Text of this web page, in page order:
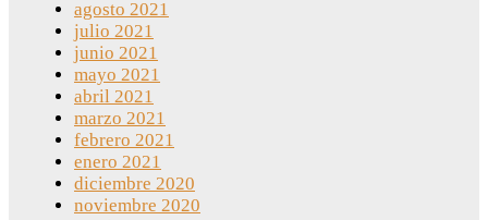
agosto 2021
julio 2021
junio 2021
mayo 2021
abril 2021
marzo 2021
febrero 2021
enero 2021
diciembre 2020
noviembre 2020